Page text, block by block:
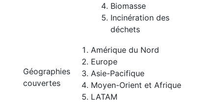
Biomasse
Incinération des
déchets
Géographies
couvertes
Amérique du Nord
Europe
Asie-Pacifique
Moyen-Orient et Afrique
LATAM